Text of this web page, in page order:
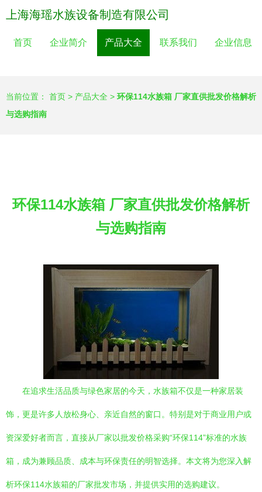
上海海瑶水族设备制造有限公司
首页 企业简介 产品大全 联系我们 企业信息
当前位置： 首页 > 产品大全 > 环保114水族箱 厂家直供批发价格解析
与选购指南
环保114水族箱 厂家直供批发价格解析
与选购指南
在追求生活品质与绿色家居的今天，水族箱不仅是一种家居装
饰，更是许多人放松身心、亲近自然的窗口。特别是对于商业用户或
资深爱好者而言，直接从厂家以批发价格采购“环保114”标准的水族
箱，成为兼顾品质、成本与环保责任的明智选择。本文将为您深入解
析环保114水族箱的厂家批发市场，并提供实用的选购建议。